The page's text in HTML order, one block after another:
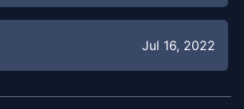
Jul 16, 2022